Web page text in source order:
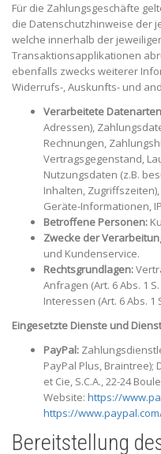
Für die Zahlungsgeschäfte
die Datenschutzhinweise der
welche innerhalb der
Transaktionsapplikationen
ebenfalls zwecks weiterer
Widerrufs-, Auskunfts- und
Verarbeitete
Adressen),
Rechnungen,
Vertragsgegenstand,
Nutzungsdaten (z.B.
Inhalten,
Geräte-Informationen,
Betroffene Personen:
Zwecke der
und Kundenservice.
Rechtsgrundlagen:
Anfragen (Art. 6 Abs. 1
Interessen (Art. 6 Abs. 1
Eingesetzte Dienste und
PayPal:
PayPal Plus, Braintree);
et Cie, S.C.A., 22-24
Website: https://
https://
Bereitstellung